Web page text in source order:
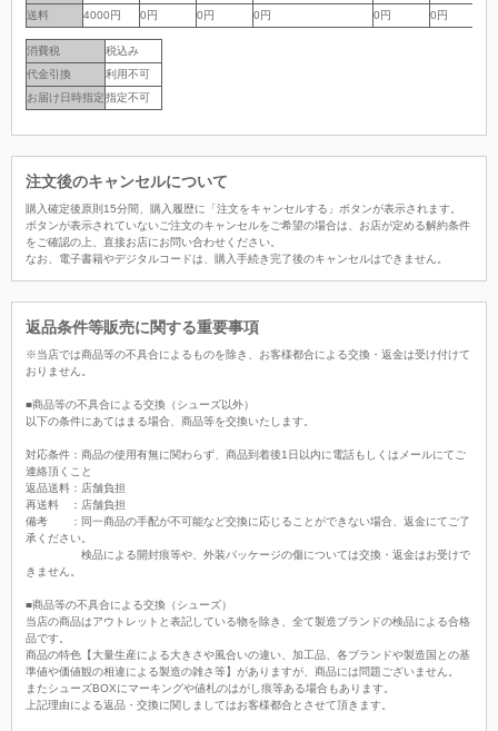
送料 4000円 0円 0円 0円 0円 0円
送料
消費税
税込み
代金引換
利用不可
お届け日時指定指定不可
注文後のキャンセルについて
購入確定後原則15分間、購入履歴に「注文をキャンセルする」ボタンが表示されます。
ボタンが表示されていないご注文のキャンセルをご希望の場合は、お店が定める解約条件
をご確認の上、直接お店にお問い合わせください。
なお、電子書籍やデジタルコードは、購入手続き完了後のキャンセルはできません。
返品条件等販売に関する重要事項
※当店では商品等の不具合によるものを除き、お客様都合による交換・返金は受け付けて
おりません。
■商品等の不具合による交換（シューズ以外）
以下の条件にあてはまる場合、商品等を交換いたします。
対応条件：商品の使用有無に関わらず、商品到着後1日以内に電話もしくはメールにてご
連絡頂くこと
返品送料：店舗負担
再送料 ：店舗負担
備考 ：同一商品の手配が不可能など交換に応じることができない場合、返金にてご了
承ください。
検品による開封痕等や、外装パッケージの傷については交換・返金はお受けで
きません。
■商品等の不具合による交換（シューズ）
当店の商品はアウトレットと表記している物を除き、全て製造ブランドの検品による合格
品です。
商品の特色【大量生産による大きさや風合いの違い、加工品、各ブランドや製造国との基
準値や価値観の相違による製造の雑さ等】がありますが、商品には問題ございません。
またシューズBOXにマーキングや値札のはがし痕等ある場合もあります。
上記理由による返品・交換に関しましてはお客様都合とさせて頂きます。